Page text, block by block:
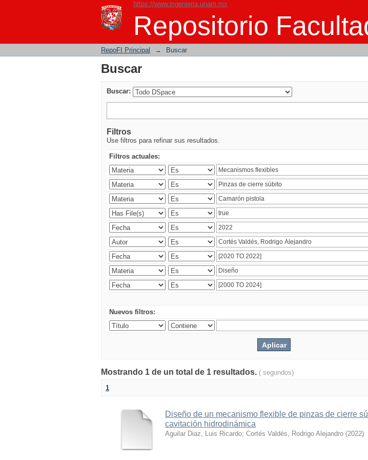
https://www.ingenieria.unam.mx
Repositorio
Buscar
RepoFI Principal → Buscar
Buscar
Buscar:
Filtros
Use filtros para refinar sus resultados.
Filtros actuales:
Nuevos filtros:
Mostrando 1 de un total de 1 resultados. ( segundos)
1
Diseño de un mecanismo flexible de pinzas de cierre
cavitación hidrodinámica
Aguilar Diaz, Luis Ricardo; Cortés Valdés, Rodrigo Alejandro (2022)